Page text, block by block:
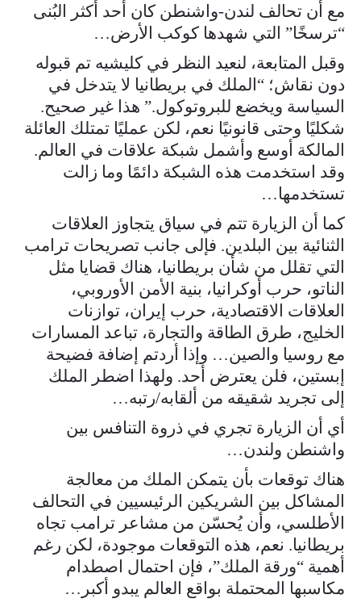
مع أن تحالف لندن-واشنطن كان أحد أكثر البُنى
“ترسخًا” التي شهدها كوكب الأرض…
وقبل المتابعة، لنعيد النظر في كليشيه تم قبوله
دون نقاش؛ “الملك في بريطانيا لا يتدخل في
السياسة ويخضع للبروتوكول.” هذا غير صحيح.
شكليًا وحتى قانونيًا نعم، لكن عمليًا تمتلك العائلة
المالكة أوسع وأشمل شبكة علاقات في العالم.
وقد استخدمت هذه الشبكة دائمًا وما زالت
تستخدمها…
كما أن الزيارة تتم في سياق يتجاوز العلاقات
الثنائية بين البلدين. فإلى جانب تصريحات ترامب
التي تقلل من شأن بريطانيا، هناك قضايا مثل
الناتو، حرب أوكرانيا، بنية الأمن الأوروبي،
العلاقات الاقتصادية، حرب إيران، توازنات
الخليج، طرق الطاقة والتجارة، تباعد المسارات
مع روسيا والصين… وإذا أردتم إضافة فضيحة
إبستين، فلن يعترض أحد. ولهذا اضطر الملك
إلى تجريد شقيقه من ألقابه/رتبه…
أي أن الزيارة تجري في ذروة التنافس بين
واشنطن ولندن…
هناك توقعات بأن يتمكن الملك من معالجة
المشاكل بين الشريكين الرئيسيين في التحالف
الأطلسي، وأن يُحسّن من مشاعر ترامب تجاه
بريطانيا. نعم، هذه التوقعات موجودة، لكن رغم
أهمية “ورقة الملك”، فإن احتمال اصطدام
مكاسبها المحتملة بواقع العالم يبدو أكبر…